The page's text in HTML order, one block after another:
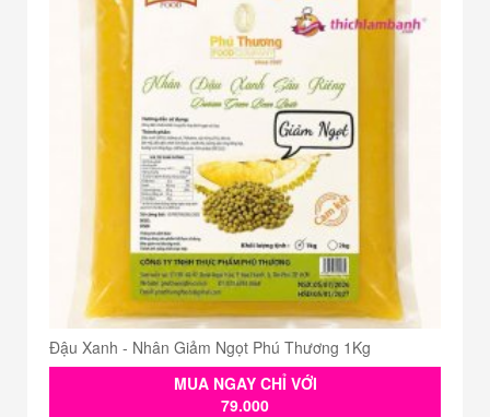
Đậu Xanh - Nhân Giảm Ngọt Phú Thương 1Kg
MUA NGAY CHỈ VỚI
79.000